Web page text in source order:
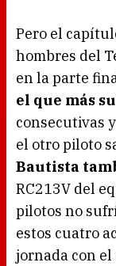
Pero el
hombres del
en la parte
el que más
consecutivas
el otro piloto
Bautista
RC213V del
pilotos no
estos cuatro
jornada con